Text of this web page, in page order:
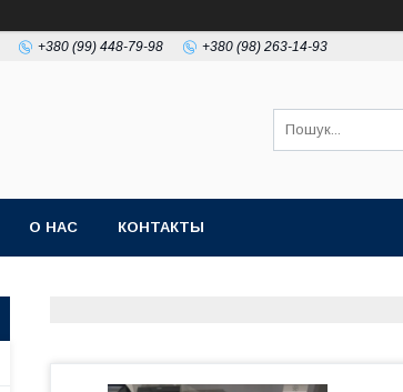
+380 (99) 448-79-98 +380 (98) 263-14-93
О НАС КОНТАКТЫ